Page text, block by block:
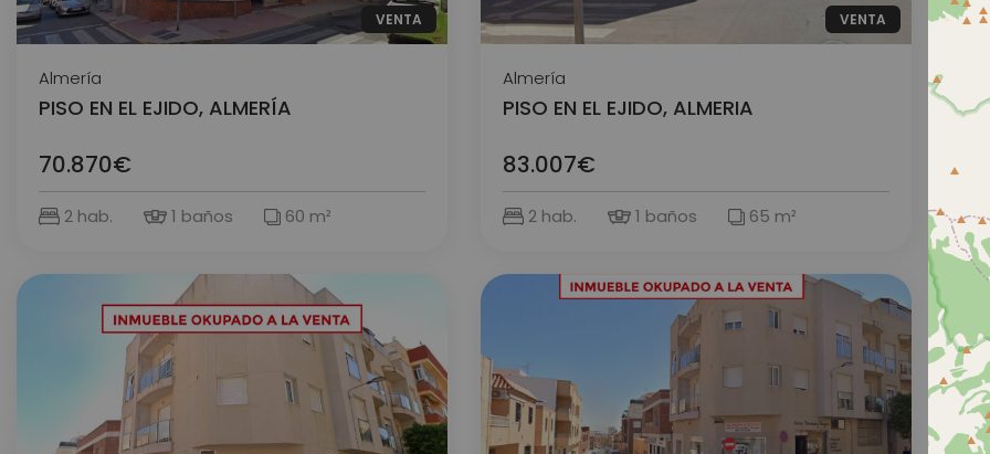
VENTA
Almería
PISO EN EL EJIDO, ALMERÍA
70.870€
2 hab. 1 baños 60 m²
VENTA
Almería
PISO EN EL EJIDO, ALMERIA
83.007€
2 hab. 1 baños 65 m²